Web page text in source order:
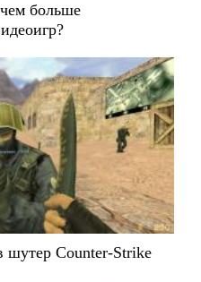
больше
шутер Counter-Strike